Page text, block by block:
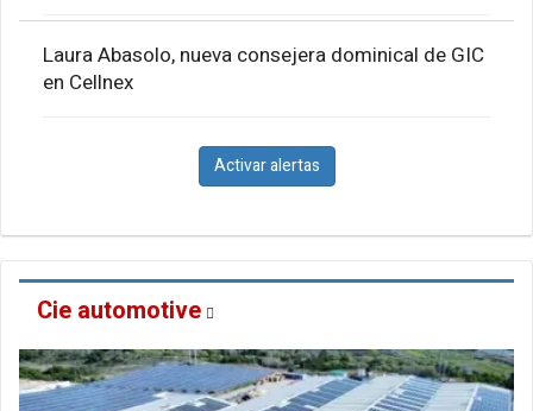
Laura Abasolo, nueva consejera dominical de GIC
en Cellnex
Activar alertas
Cie automotive